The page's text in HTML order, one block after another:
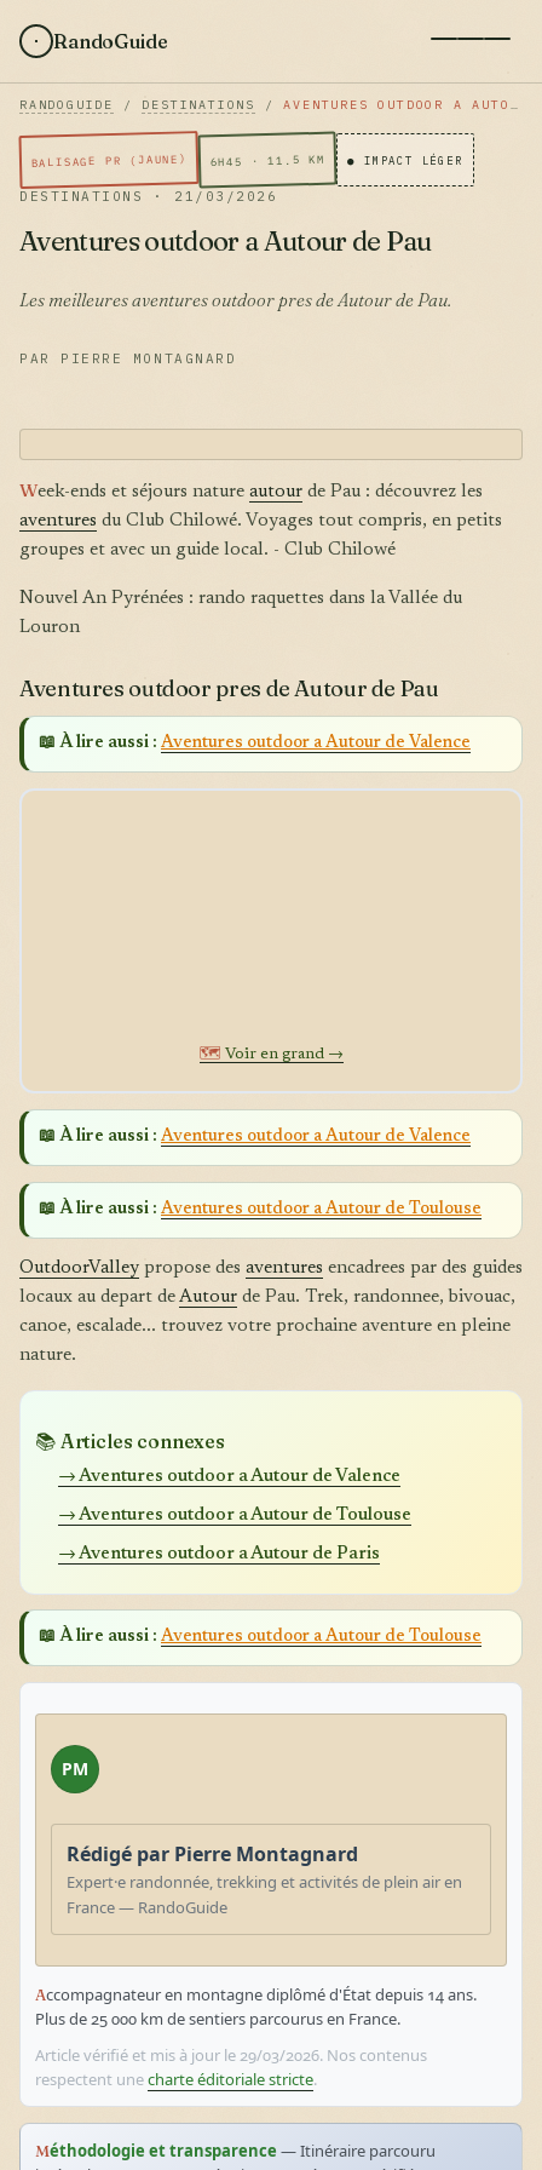
RandoGuide
RANDOGUIDE / DESTINATIONS /AVENTURES OUTDOOR A AUTOUR DE PAU
BALISAGE PR (JAUNE) 6H45 · 11.5 KM ● IMPACT LÉGER
DESTINATIONS · 21/03/2026
Aventures outdoor a Autour de Pau
Les meilleures aventures outdoor pres de Autour de Pau.
PAR PIERRE MONTAGNARD
Week-ends et séjours nature autour de Pau : découvrez les
aventures du Club Chilowé. Voyages tout compris, en petits
groupes et avec un guide local. - Club Chilowé
Nouvel An Pyrénées : rando raquettes dans la Vallée du
Louron
Aventures outdoor pres de Autour de Pau
📖 À lire aussi : Aventures outdoor a Autour de Valence
🗺️ Voir en grand →
📖 À lire aussi : Aventures outdoor a Autour de Valence
📖 À lire aussi : Aventures outdoor a Autour de Toulouse
OutdoorValley propose des aventures encadrees par des guides
locaux au depart de Autour de Pau. Trek, randonnee, bivouac,
canoe, escalade... trouvez votre prochaine aventure en pleine
nature.
📚 Articles connexes
→ Aventures outdoor a Autour de Valence
→ Aventures outdoor a Autour de Toulouse
→ Aventures outdoor a Autour de Paris
📖 À lire aussi : Aventures outdoor a Autour de Toulouse
PM
Rédigé par Pierre Montagnard
Expert·e randonnée, trekking et activités de plein air en
France — RandoGuide
Accompagnateur en montagne diplômé d'État depuis 14 ans.
Plus de 25 000 km de sentiers parcourus en France.
Article vérifié et mis à jour le 29/03/2026. Nos contenus
respectent unecharte éditoriale stricte.
Méthodologie et transparence — Itinéraire parcouru